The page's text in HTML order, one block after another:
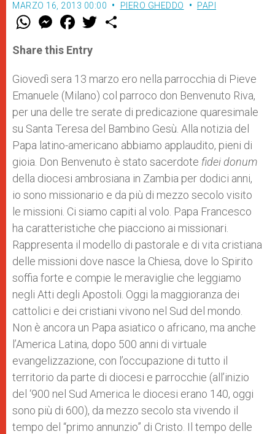
MARZO 16, 2013 00:00 PIERO GHEDDO PAPI
W
t
s
p
p
M
e
s
e
g
e
r
F
a
e
b
o
k
w
r
Share this Entry
Giovedì sera 13 marzo ero nella parrocchia di Pieve
Emanuele (Milano) col parroco don Benvenuto Riva,
per una delle tre serate di predicazione quaresimale
su Santa Teresa del Bambino Gesù. Alla notizia del
Papa latino-americano abbiamo applaudito, pieni di
gioia. Don Benvenuto è stato sacerdote fidei donum
della diocesi ambrosiana in Zambia per dodici anni,
io sono missionario e da più di mezzo secolo visito
le missioni. Ci siamo capiti al volo. Papa Francesco
ha caratteristiche che piacciono ai missionari.
Rappresenta il modello di pastorale e di vita cristiana
delle missioni dove nasce la Chiesa, dove lo Spirito
soffia forte e compie le meraviglie che leggiamo
negli Atti degli Apostoli. Oggi la maggioranza dei
cattolici e dei cristiani vivono nel Sud del mondo.
Non è ancora un Papa asiatico o africano, ma anche
l’America Latina, dopo 500 anni di virtuale
evangelizzazione, con l’occupazione di tutto il
territorio da parte di diocesi e parrocchie (all’inizio
del ‘900 nel Sud America le diocesi erano 140, oggi
sono più di 600), da mezzo secolo sta vivendo il
tempo del “primo annunzio” di Cristo. Il tempo delle